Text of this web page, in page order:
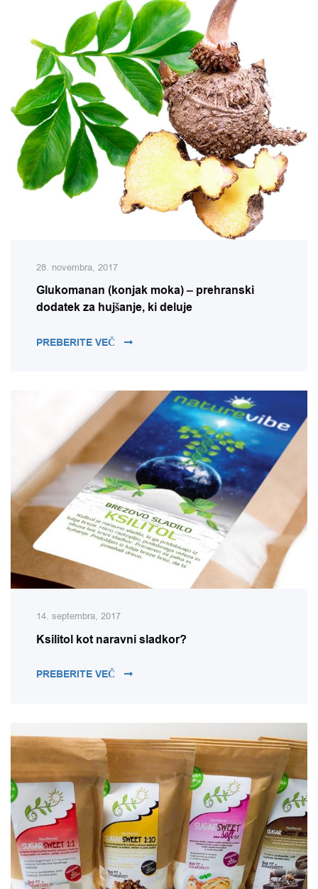
28. novembra, 2017
Glukomanan (konjak moka) – prehranski
dodatek za hujšanje, ki deluje
PREBERITE VEČ GLUKOMANAN (KONJAK MOKA) –
14. septembra, 2017
Ksilitol kot naravni sladkor?
PREBERITE VEČ KSILITOL KOT NARAVNI SLADKOR?